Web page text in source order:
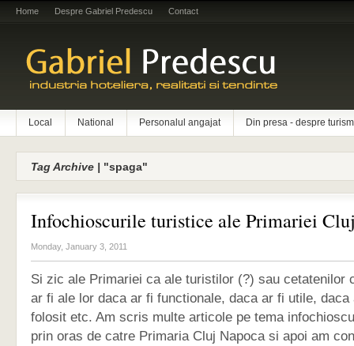
Home Despre Gabriel Predescu Contact
Local National Personalul angajat Din presa - despre turism
Tag Archive | "spaga"
Infochioscurile turistice ale Primariei
Monday, January 3, 2011
Si zic ale Primariei ca ale turistilor (?) sau
ar fi ale lor daca ar fi functionale, daca ar fi utile, daca
folosit etc. Am scris multe articole pe tema
prin oras de catre Primaria Cluj Napoca si apoi am